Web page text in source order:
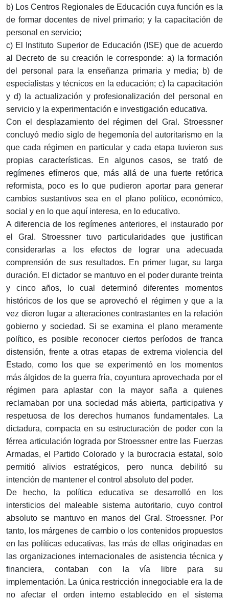
b) Los Centros Regionales de Educación cuya función es la
de formar docentes de nivel primario; y la capacitación de
personal en servicio;
c) El Instituto Superior de Educación (ISE) que de acuerdo
al Decreto de su creación le corresponde: a) la formación
del personal para la enseñanza primaria y media; b) de
especialistas y técnicos en la educación; c) la capacitación
y d) la actualización y profesionalización del personal en
servicio y la experimentación e investigación educativa.
Con el desplazamiento del régimen del Gral. Stroessner
concluyó medio siglo de hegemonía del autoritarismo en la
que cada régimen en particular y cada etapa tuvieron sus
propias características. En algunos casos, se trató de
regímenes efímeros que, más allá de una fuerte retórica
reformista, poco es lo que pudieron aportar para generar
cambios sustantivos sea en el plano político, económico,
social y en lo que aquí interesa, en lo educativo.
A diferencia de los regímenes anteriores, el instaurado por
el Gral. Stroessner tuvo particularidades que justifican
considerarlas a los efectos de lograr una adecuada
comprensión de sus resultados. En primer lugar, su larga
duración. El dictador se mantuvo en el poder durante treinta
y cinco años, lo cual determinó diferentes momentos
históricos de los que se aprovechó el régimen y que a la
vez dieron lugar a alteraciones contrastantes en la relación
gobierno y sociedad. Si se examina el plano meramente
político, es posible reconocer ciertos períodos de franca
distensión, frente a otras etapas de extrema violencia del
Estado, como los que se experimentó en los momentos
más álgidos de la guerra fría, coyuntura aprovechada por el
régimen para aplastar con la mayor saña a quienes
reclamaban por una sociedad más abierta, participativa y
respetuosa de los derechos humanos fundamentales. La
dictadura, compacta en su estructuración de poder con la
férrea articulación lograda por Stroessner entre las Fuerzas
Armadas, el Partido Colorado y la burocracia estatal, solo
permitió alivios estratégicos, pero nunca debilitó su
intención de mantener el control absoluto del poder.
De hecho, la política educativa se desarrolló en los
intersticios del maleable sistema autoritario, cuyo control
absoluto se mantuvo en manos del Gral. Stroessner. Por
tanto, los márgenes de cambio o los contenidos propuestos
en las políticas educativas, las más de ellas originadas en
las organizaciones internacionales de asistencia técnica y
financiera, contaban con la vía libre para su
implementación. La única restricción innegociable era la de
no afectar el orden interno establecido en el sistema